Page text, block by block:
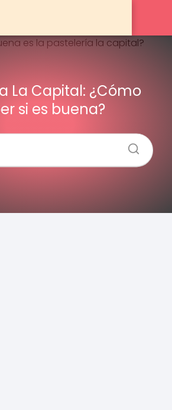
La Capital: ¿Cómo
si es buena?